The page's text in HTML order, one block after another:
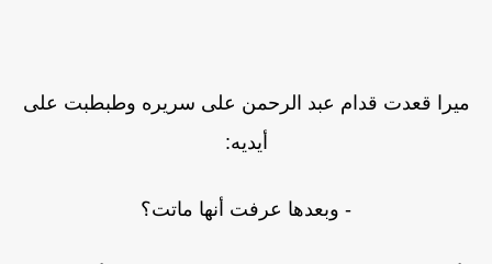
ميرا قعدت قدام عبد الرحمن على سريره وطبطبت على
أيديه:
- وبعدها عرفت أنها ماتت؟